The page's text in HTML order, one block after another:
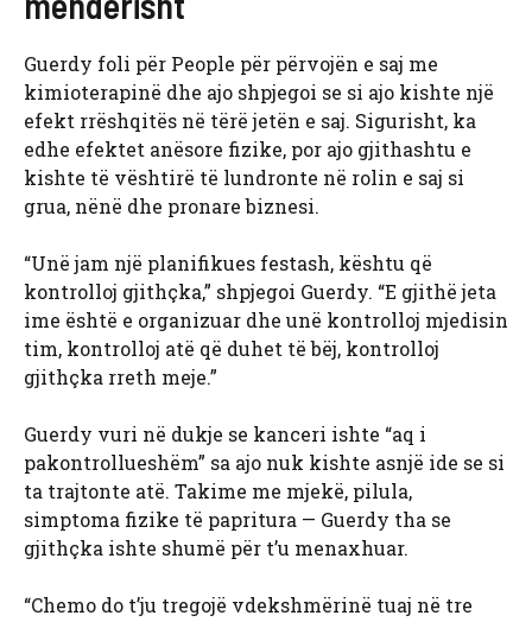
Guerdy foli për People për përvojën e saj me
kimioterapinë dhe ajo shpjegoi se si ajo kishte një
efekt rrëshqitës në tërë jetën e saj. Sigurisht, ka
edhe efektet anësore fizike, por ajo gjithashtu e
kishte të vështirë të lundronte në rolin e saj si
grua, nënë dhe pronare biznesi.
“Unë jam një planifikues festash, kështu që
kontrolloj gjithçka,” shpjegoi Guerdy. “E gjithë jeta
ime është e organizuar dhe unë kontrolloj mjedisin
tim, kontrolloj atë që duhet të bëj, kontrolloj
gjithçka rreth meje.”
Guerdy vuri në dukje se kanceri ishte “aq i
pakontrollueshëm” sa ajo nuk kishte asnjë ide se si
ta trajtonte atë. Takime me mjekë, pilula,
simptoma fizike të papritura — Guerdy tha se
gjithçka ishte shumë për t’u menaxhuar.
“Chemo do t’ju tregojë vdekshmërinë tuaj në tre